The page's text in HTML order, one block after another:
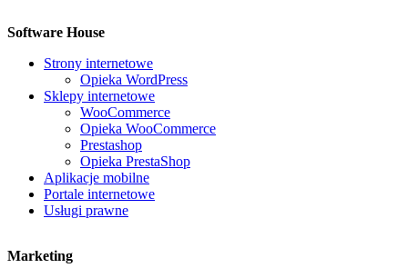
Software House
Strony internetowe
Opieka WordPress
Sklepy internetowe
WooCommerce
Opieka WooCommerce
Prestashop
Opieka PrestaShop
Aplikacje mobilne
Portale internetowe
Usługi prawne
Marketing